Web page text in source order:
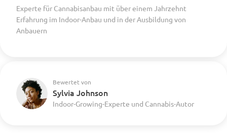
Experte für Cannabisanbau mit über einem Jahrzehnt
Erfahrung im Indoor-Anbau und in der Ausbildung von
Anbauern
Bewertet von
Sylvia Johnson
Indoor-Growing-Experte und Cannabis-Autor